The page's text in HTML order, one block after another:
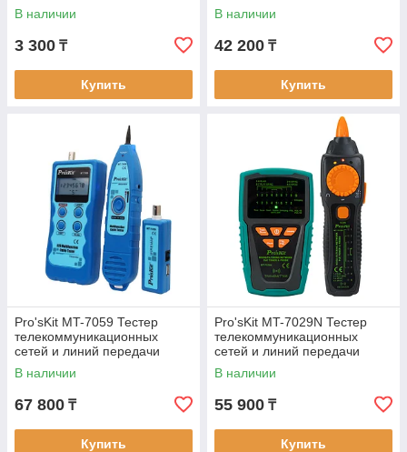
В наличии
3 300 ₸
Купить
В наличии
42 200 ₸
Купить
Pro'sKit MT-7059 Тестер
телекоммуникационных
сетей и линий передачи
данных
В наличии
67 800 ₸
Купить
Pro'sKit MT-7029N Тестер
телекоммуникационных
сетей и линий передачи
данных PoE
шумозащищенный
В наличии
55 900 ₸
Купить